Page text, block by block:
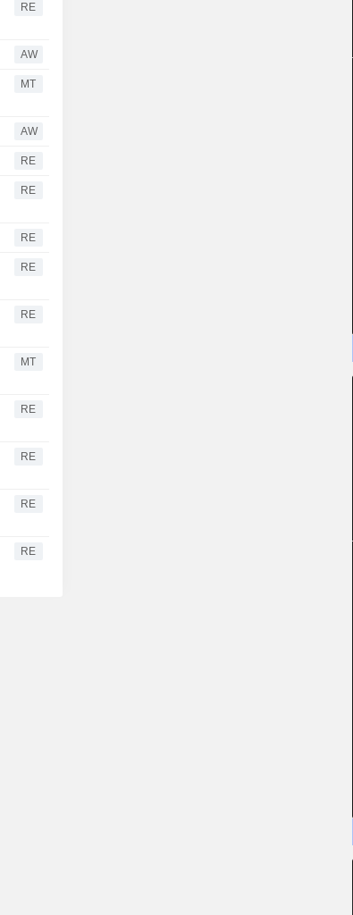
RE
AW
MT
AW
RE
RE
RE
RE
RE
MT
RE
RE
RE
RE